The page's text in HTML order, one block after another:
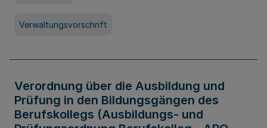
Verwaltungsvorschrift
Verordnung über die Ausbildung und
Prüfung in den Bildungsgängen des
Berufskollegs (Ausbildungs- und